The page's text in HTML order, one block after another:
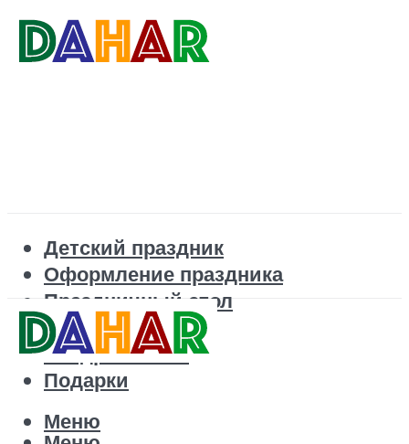
Детский праздник
Оформление праздника
Праздничный стол
Корпоратив
Поздравления
Подарки
Меню